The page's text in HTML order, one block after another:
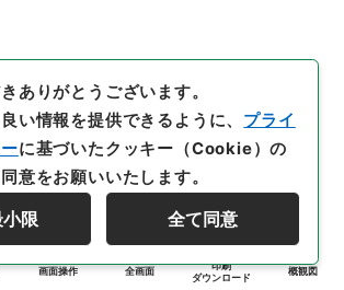
画面操作 全画面
印刷
ダウンロード
概観図
ありがとうございます。
い情報を提供できるように、 プライ
に基づいたクッキー（Cookie）の
意をお願いいたします。
限 全て同意